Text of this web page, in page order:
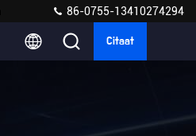
86-0755-13410274294
Citaat